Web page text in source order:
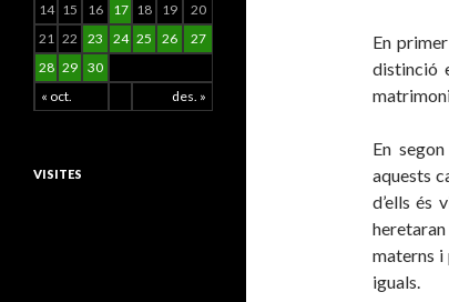
En
distinció
En
aquests
d’ells és
materns i
iguals.
« oct. des. »
14 15 16 17 18 19
20
21 22 23 24 25 26
27
28 29 30
VISITES